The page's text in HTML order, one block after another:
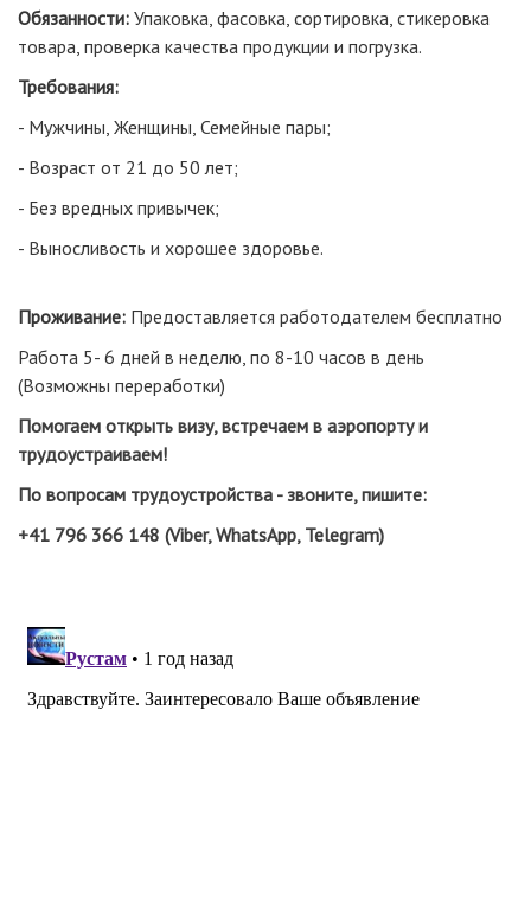
Обязанности: Упаковка, фасовка, сортировка, стикеровка
товара, проверка качества продукции и погрузка.
Требования:
- Мужчины, Женщины, Семейные пары;
- Возраст от 21 до 50 лет;
- Без вредных привычек;
- Выносливость и хорошее здоровье.
Проживание: Предоставляется работодателем бесплатно
Работа 5- 6 дней в неделю, по 8-10 часов в день
(Возможны переработки)
Помогаем открыть визу, встречаем в аэропорту и
трудоустраиваем!
По вопросам трудоустройства - звоните, пишите:
+41 796 366 148 (Viber, WhatsApp, Telegram)